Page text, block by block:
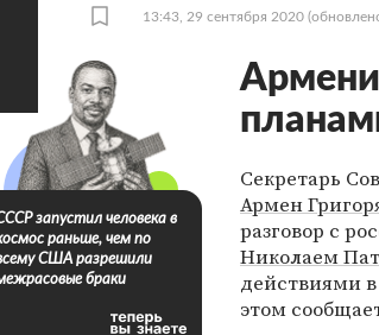
13:43, 29 сентября 2020
Секретарь
Армен
разговор с
Николаем
действиями
этом
запустил человека в
раньше, чем по
США разрешили
браки